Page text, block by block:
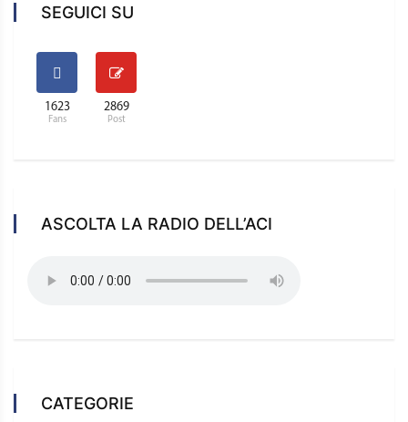
SEGUICI SU
1623
Fans
2869
Post
ASCOLTA LA RADIO DELL’ACI
CATEGORIE